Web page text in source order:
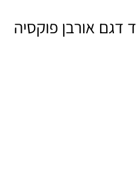
דגם אורבן פוקסיה